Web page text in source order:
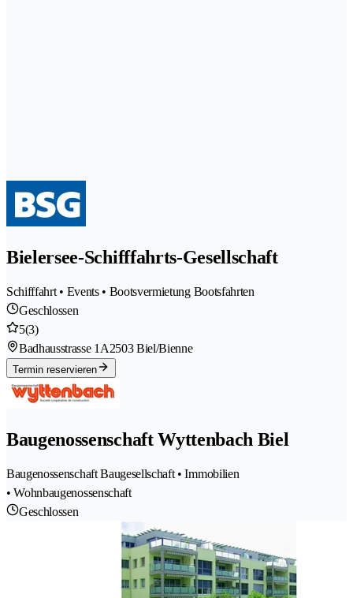
Bielersee-Schifffahrts-Gesellschaft
Schifffahrt • Events • Bootsvermietung Bootsfahrten
Geschlossen
5(3)
Badhausstrasse 1A2503 Biel/Bienne
Termin reservieren
Baugenossenschaft Wyttenbach Biel
Baugenossenschaft Baugesellschaft • Immobilien
• Wohnbaugenossenschaft
Geschlossen